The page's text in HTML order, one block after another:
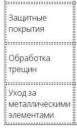
Защитные
покрытия
Обработка
трещин
Уход за
металлическими
элементами